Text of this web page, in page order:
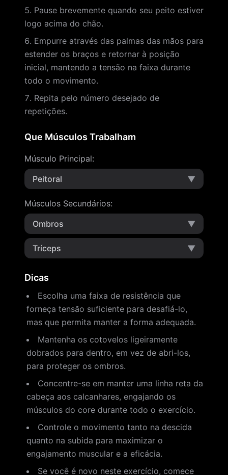
Pause brevemente quando seu peito estiver
logo acima do chão.
Empurre através das palmas das mãos para
estender os braços e retornar à posição
inicial, mantendo a tensão na faixa durante
todo o movimento.
Repita pelo número desejado de
repetições.
Que Músculos Trabalham
Músculo Principal:
Peitoral
▼
Músculos Secundários:
Ombros
▼
Tríceps ▼
Dicas
Escolha uma faixa de resistência que
forneça tensão suficiente para desafiá-lo,
mas que permita manter a forma adequada.
Mantenha os cotovelos ligeiramente
dobrados para dentro, em vez de abri-los,
para proteger os ombros.
Concentre-se em manter uma linha reta da
cabeça aos calcanhares, engajando os
músculos do core durante todo o exercício.
Controle o movimento tanto na descida
quanto na subida para maximizar o
engajamento muscular e a eficácia.
Se você é novo neste exercício, comece